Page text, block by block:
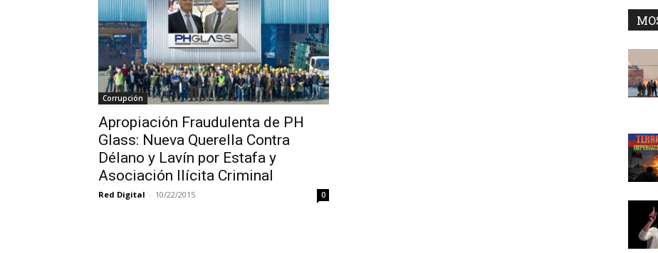
Corrupción
Apropiación Fraudulenta de PH
Glass: Nueva Querella Contra
Délano y Lavín por Estafa y
Asociación Ilícita Criminal
Red Digital - 10/22/2015 0